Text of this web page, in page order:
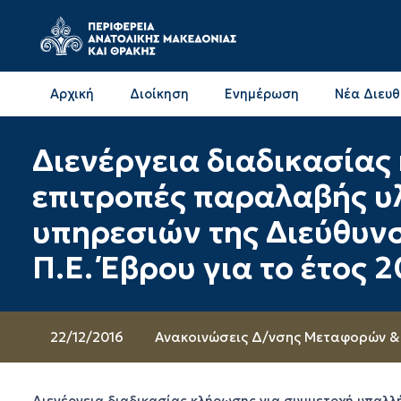
Αρχική Διοίκηση Ενημέρωση Νέα
Διενέργεια
επιτροπές παραλαβής
υπηρεσιών της
Π.Ε. Έβρου για το έτος
22/12/2016 Ανακοινώσεις Δ/νσης Μεταφορών